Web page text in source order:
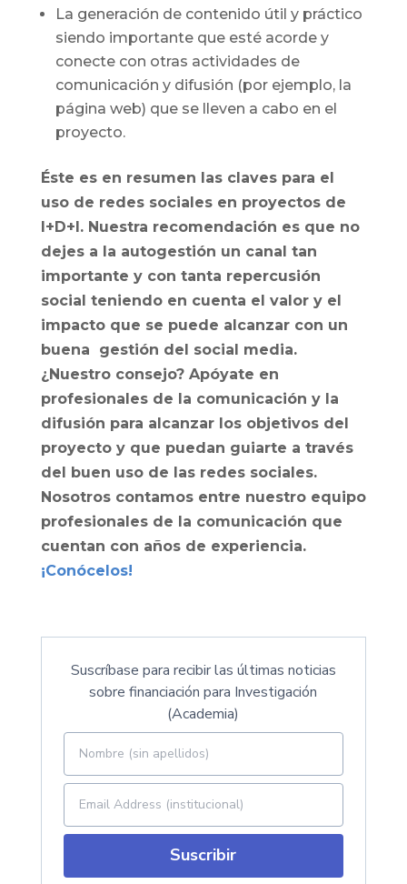
La generación de contenido útil y práctico
siendo importante que esté acorde y
conecte con otras actividades de
comunicación y difusión (por ejemplo, la
página web) que se lleven a cabo en el
proyecto.
Éste es en resumen las claves para el
uso de redes sociales en proyectos de
I+D+I. Nuestra recomendación es que no
dejes a la autogestión un canal tan
importante y con tanta repercusión
social teniendo en cuenta el valor y el
impacto que se puede alcanzar con un
buena gestión del social media.
¿Nuestro consejo? Apóyate en
profesionales de la comunicación y la
difusión para alcanzar los objetivos del
proyecto y que puedan guiarte a través
del buen uso de las redes sociales.
Nosotros contamos entre nuestro equipo
profesionales de la comunicación que
cuentan con años de experiencia.
¡Conócelos!
Suscríbase para recibir las últimas noticias
sobre financiación para Investigación
(Academia)
Suscribir